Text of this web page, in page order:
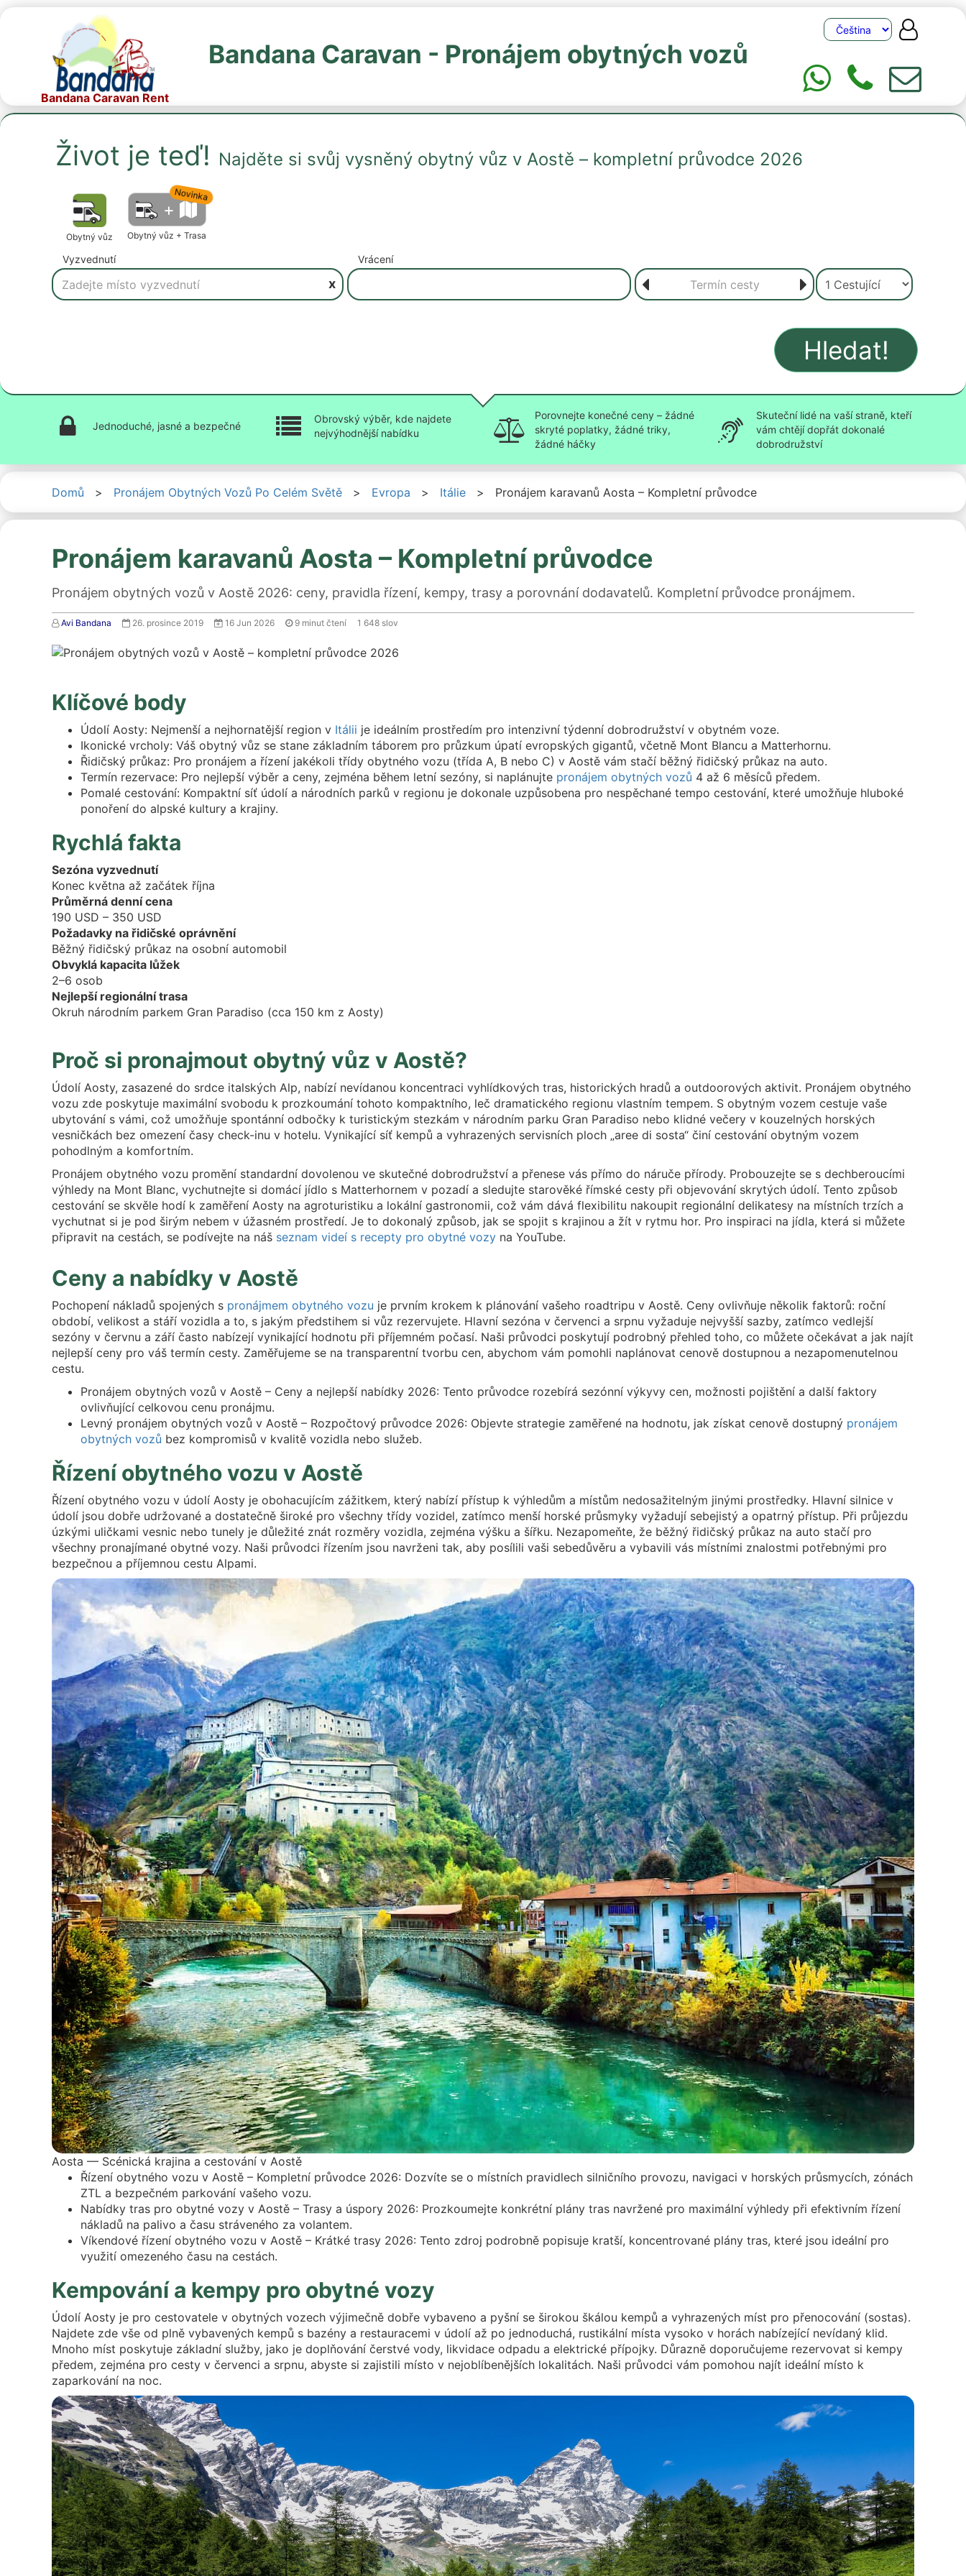
Bandana Caravan Rent
Bandana Caravan - Pronájem obytných vozů
Život je teď! Najděte si svůj vysněný obytný vůz v Aostě – kompletní průvodce 2026
Obytný vůz
+
Novinka
Obytný vůz + Trasa
Vyzvednutí
x
Vrácení
Hledat!
Jednoduché, jasné a bezpečné
Obrovský výběr, kde najdete
nejvýhodnější nabídku
Porovnejte konečné ceny – žádné
skryté poplatky, žádné triky,
žádné háčky
Skuteční lidé na vaší straně, kteří
vám chtějí dopřát dokonalé
dobrodružství
Domů > Pronájem Obytných Vozů Po Celém Světě > Evropa > Itálie > Pronájem karavanů Aosta – Kompletní průvodce
Pronájem karavanů Aosta – Kompletní průvodce
Pronájem obytných vozů v Aostě 2026: ceny, pravidla řízení, kempy, trasy a porovnání dodavatelů. Kompletní průvodce pronájmem.
Avi Bandana 26. prosince 2019 16 Jun 2026 9 minut čtení 1 648 slov
Klíčové body
Údolí Aosty: Nejmenší a nejhornatější region v Itálii je ideálním prostředím pro intenzivní týdenní dobrodružství v obytném voze.
Ikonické vrcholy: Váš obytný vůz se stane základním táborem pro průzkum úpatí evropských gigantů, včetně Mont Blancu a Matterhornu.
Řidičský průkaz: Pro pronájem a řízení jakékoli třídy obytného vozu (třída A, B nebo C) v Aostě vám stačí běžný řidičský průkaz na auto.
Termín rezervace: Pro nejlepší výběr a ceny, zejména během letní sezóny, si naplánujte pronájem obytných vozů 4 až 6 měsíců předem.
Pomalé cestování: Kompaktní síť údolí a národních parků v regionu je dokonale uzpůsobena pro nespěchané tempo cestování, které umožňuje hluboké
ponoření do alpské kultury a krajiny.
Rychlá fakta
Sezóna vyzvednutí
Konec května až začátek října
Průměrná denní cena
190 USD – 350 USD
Požadavky na řidičské oprávnění
Běžný řidičský průkaz na osobní automobil
Obvyklá kapacita lůžek
2–6 osob
Nejlepší regionální trasa
Okruh národním parkem Gran Paradiso (cca 150 km z Aosty)
Proč si pronajmout obytný vůz v Aostě?
Údolí Aosty, zasazené do srdce italských Alp, nabízí nevídanou koncentraci vyhlídkových tras, historických hradů a outdoorových aktivit. Pronájem obytného
vozu zde poskytuje maximální svobodu k prozkoumání tohoto kompaktního, leč dramatického regionu vlastním tempem. S obytným vozem cestuje vaše
ubytování s vámi, což umožňuje spontánní odbočky k turistickým stezkám v národním parku Gran Paradiso nebo klidné večery v kouzelných horských
vesničkách bez omezení časy check-inu v hotelu. Vynikající síť kempů a vyhrazených servisních ploch „aree di sosta“ činí cestování obytným vozem
pohodlným a komfortním.
Pronájem obytného vozu promění standardní dovolenou ve skutečné dobrodružství a přenese vás přímo do náruče přírody. Probouzejte se s dechberoucími
výhledy na Mont Blanc, vychutnejte si domácí jídlo s Matterhornem v pozadí a sledujte starověké římské cesty při objevování skrytých údolí. Tento způsob
cestování se skvěle hodí k zaměření Aosty na agroturistiku a lokální gastronomii, což vám dává flexibilitu nakoupit regionální delikatesy na místních trzích a
vychutnat si je pod širým nebem v úžasném prostředí. Je to dokonalý způsob, jak se spojit s krajinou a žít v rytmu hor. Pro inspiraci na jídla, která si můžete
připravit na cestách, se podívejte na náš seznam videí s recepty pro obytné vozy na YouTube.
Ceny a nabídky v Aostě
Pochopení nákladů spojených s pronájmem obytného vozu je prvním krokem k plánování vašeho roadtripu v Aostě. Ceny ovlivňuje několik faktorů: roční
období, velikost a stáří vozidla a to, s jakým předstihem si vůz rezervujete. Hlavní sezóna v červenci a srpnu vyžaduje nejvyšší sazby, zatímco vedlejší
sezóny v červnu a září často nabízejí vynikající hodnotu při příjemném počasí. Naši průvodci poskytují podrobný přehled toho, co můžete očekávat a jak najít
nejlepší ceny pro váš termín cesty. Zaměřujeme se na transparentní tvorbu cen, abychom vám pomohli naplánovat cenově dostupnou a nezapomenutelnou
cestu.
Pronájem obytných vozů v Aostě – Ceny a nejlepší nabídky 2026: Tento průvodce rozebírá sezónní výkyvy cen, možnosti pojištění a další faktory
ovlivňující celkovou cenu pronájmu.
Levný pronájem obytných vozů v Aostě – Rozpočtový průvodce 2026: Objevte strategie zaměřené na hodnotu, jak získat cenově dostupný pronájem
obytných vozů bez kompromisů v kvalitě vozidla nebo služeb.
Řízení obytného vozu v Aostě
Řízení obytného vozu v údolí Aosty je obohacujícím zážitkem, který nabízí přístup k výhledům a místům nedosažitelným jinými prostředky. Hlavní silnice v
údolí jsou dobře udržované a dostatečně široké pro všechny třídy vozidel, zatímco menší horské průsmyky vyžadují sebejistý a opatrný přístup. Při průjezdu
úzkými uličkami vesnic nebo tunely je důležité znát rozměry vozidla, zejména výšku a šířku. Nezapomeňte, že běžný řidičský průkaz na auto stačí pro
všechny pronajímané obytné vozy. Naši průvodci řízením jsou navrženi tak, aby posílili vaši sebedůvěru a vybavili vás místními znalostmi potřebnými pro
bezpečnou a příjemnou cestu Alpami.
Aosta — Scénická krajina a cestování v Aostě
Řízení obytného vozu v Aostě – Kompletní průvodce 2026: Dozvíte se o místních pravidlech silničního provozu, navigaci v horských průsmycích, zónách
ZTL a bezpečném parkování vašeho vozu.
Nabídky tras pro obytné vozy v Aostě – Trasy a úspory 2026: Prozkoumejte konkrétní plány tras navržené pro maximální výhledy při efektivním řízení
nákladů na palivo a času stráveného za volantem.
Víkendové řízení obytného vozu v Aostě – Krátké trasy 2026: Tento zdroj podrobně popisuje kratší, koncentrované plány tras, které jsou ideální pro
využití omezeného času na cestách.
Kempování a kempy pro obytné vozy
Údolí Aosty je pro cestovatele v obytných vozech výjimečně dobře vybaveno a pyšní se širokou škálou kempů a vyhrazených míst pro přenocování (sostas).
Najdete zde vše od plně vybavených kempů s bazény a restauracemi v údolí až po jednoduchá, rustikální místa vysoko v horách nabízející nevídaný klid.
Mnoho míst poskytuje základní služby, jako je doplňování čerstvé vody, likvidace odpadu a elektrické přípojky. Důrazně doporučujeme rezervovat si kempy
předem, zejména pro cesty v červenci a srpnu, abyste si zajistili místo v nejoblíbenějších lokalitách. Naši průvodci vám pomohou najít ideální místo k
zaparkování na noc.